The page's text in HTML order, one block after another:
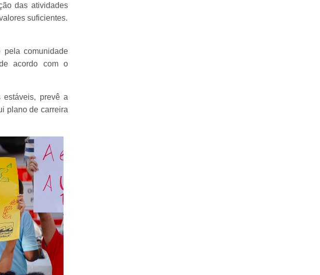
das atividades
suficientes.
pela comunidade
de acordo com o
prevê a
plano de carreira